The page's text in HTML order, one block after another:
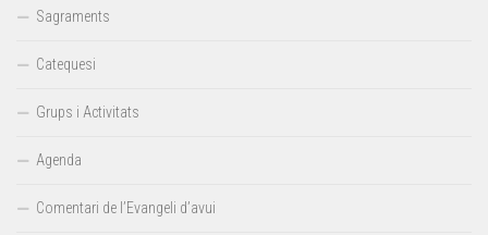
Sagraments
Catequesi
Grups i Activitats
Agenda
Comentari de l’Evangeli d’avui